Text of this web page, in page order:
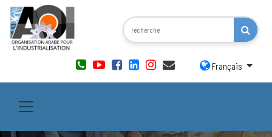
Français